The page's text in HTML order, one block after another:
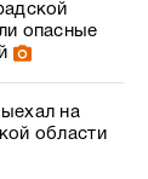
опасные
на
области